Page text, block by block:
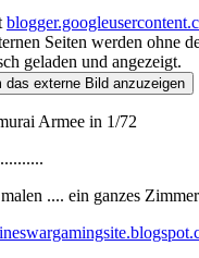
Seiten werden ohne
geladen und angezeigt.
das externe Bild anzuzeigen
Armee in 1/72
.... ein ganzes